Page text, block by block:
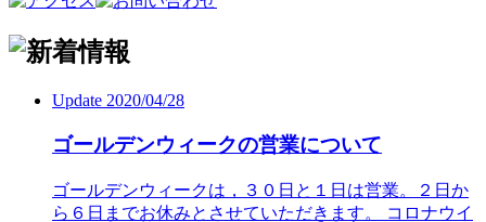
Update 2020/04/28
ゴールデンウィークの営業について
ゴールデンウィークは，３０日と１日は営業。２日か
ら６日までお休みとさせていただきます。 コロナウイ